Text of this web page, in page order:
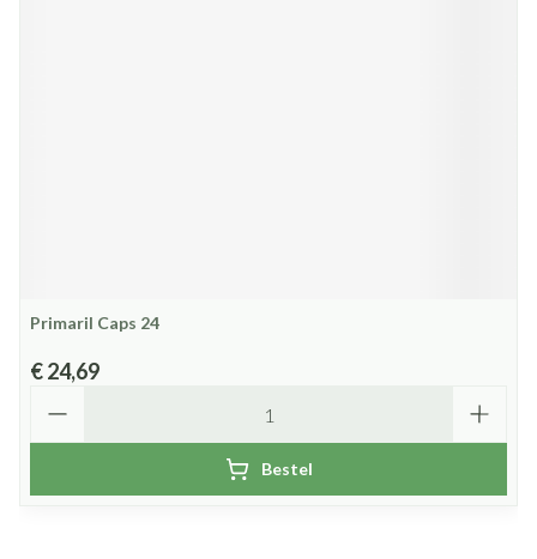
Primaril Caps 24
€ 24,69
Bestel